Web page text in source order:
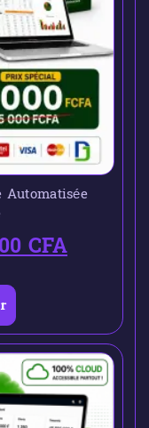
Automatisée
CFA